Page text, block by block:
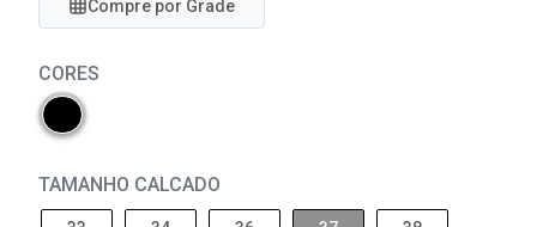
Compre por Grade
CORES
TAMANHO CALCADO